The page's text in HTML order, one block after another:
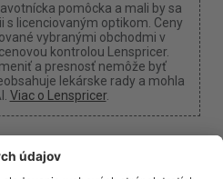
pomôcka a mali by sa
s licenciovaným optikom. Ceny
vybranými obchodmi v
kontrolou Lenspricer.
a presnosť nemôže byť
lekárske rady a mohla
Viac o Lenspricer.